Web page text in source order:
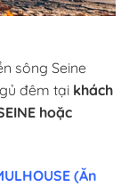
sông Seine
đêm tại khách
hoặc
(Ăn